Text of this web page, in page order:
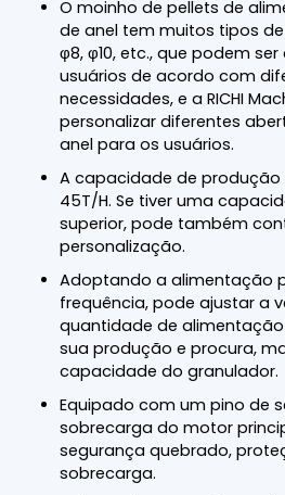
O moinho de pellets de
de anel tem muitos tipos
φ8, φ10, etc., que podem
usuários de acordo com
necessidades, e a RICHI
personalizar diferentes
anel para os usuários.
A capacidade de produção
45T/H. Se tiver uma
superior, pode também
personalização.
Adoptando a alimentação
frequência, pode ajustar a
quantidade de
sua produção e procura,
capacidade do granulador.
Equipado com um pino de
sobrecarga do motor
segurança quebrado,
sobrecarga.